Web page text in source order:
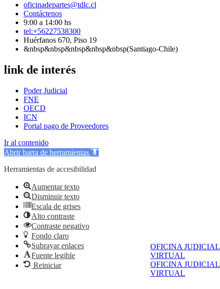
OFICINA JUDICIAL
VIRTUAL
OFICINA JUDICIAL
VIRTUAL
oficinadepartes@tdlc.cl
Contáctenos
9:00 a 14:00 hs
tel:+56227538300
Huérfanos 670, Piso 19
&nbsp&nbsp&nbsp&nbsp&nbsp(Santiago-Chile)
link de interés
Poder Judicial
FNE
OECD
ICN
Portal pago de Proveedores
Ir al contenido
Abrir barra de herramientas
Herramientas de accesibilidad
Aumentar texto
Disminuir texto
Escala de grises
Alto contraste
Contraste negativo
Fondo claro
Subrayar enlaces
Fuente legible
Reiniciar